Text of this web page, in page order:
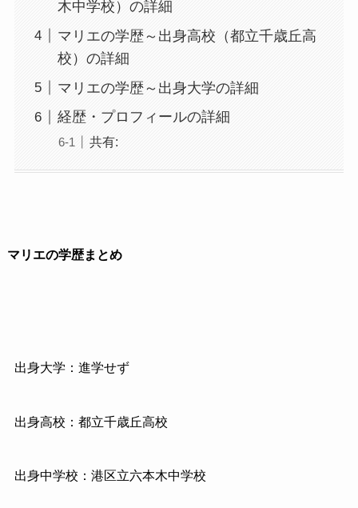
木中学校）の詳細
マリエの学歴～出身高校（都立千歳丘高
校）の詳細
マリエの学歴～出身大学の詳細
経歴・プロフィールの詳細
共有:
マリエの学歴まとめ
出身大学：進学せず
出身高校：都立千歳丘高校
出身中学校：港区立六本木中学校